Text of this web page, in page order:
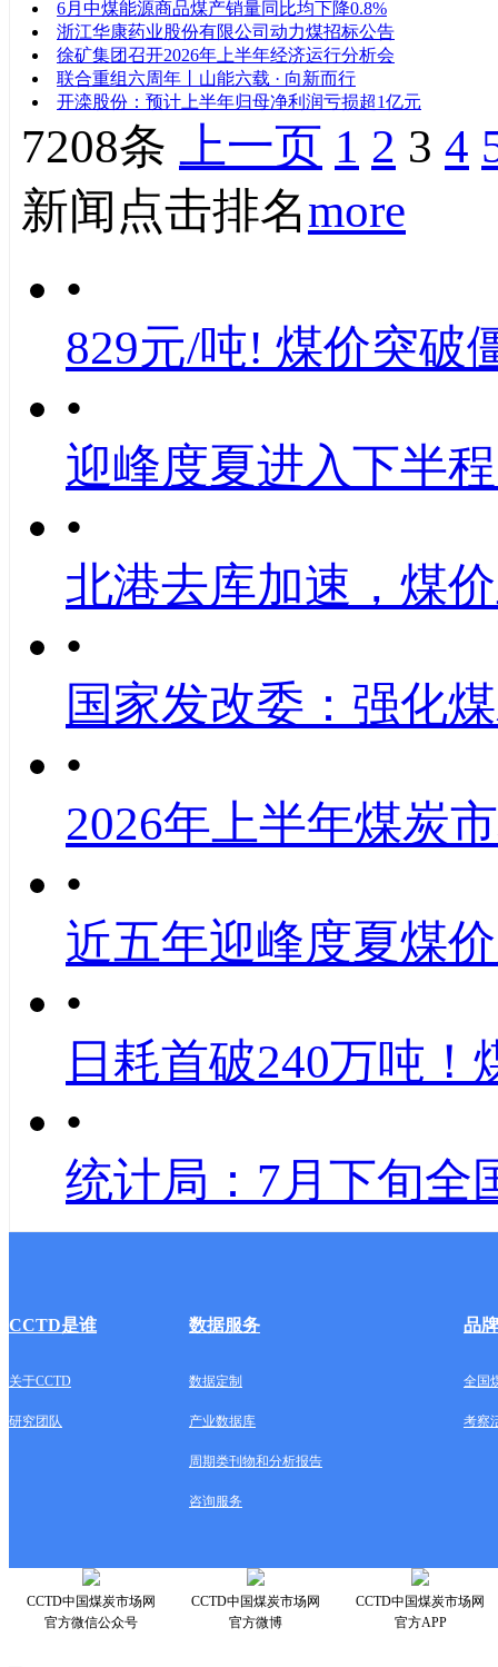
6月中煤能源商品煤产销量同比均下降0.8%
浙江华康药业股份有限公司动力煤招标公告
徐矿集团召开2026年上半年经济运行分析会
联合重组六周年丨山能六载 · 向新而行
开滦股份：预计上半年归母净利润亏损超1亿元
7208条 上一页 1 2 3 4
新闻点击排名more
•
829元/吨! 煤价突破
•
迎峰度夏进入下半
•
北港去库加速，煤
•
国家发改委：强化
•
2026年上半年煤炭
•
近五年迎峰度夏煤
•
日耗首破240万吨！
•
统计局：7月下旬全
CCTD是谁 数据服务 品
关于CCTD 数据定制 全国
研究团队 产业数据库 考察
周期类刊物和分析报告
咨询服务
CCTD中国煤炭市场网
官方微信公众号
CCTD中国煤炭市场网
官方微博
CCTD中国煤炭市场网
官方APP